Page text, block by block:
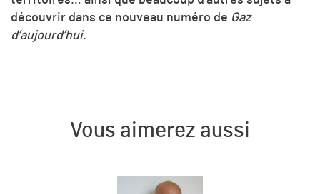
découvrir dans ce nouveau numéro de Gaz
d’aujourd’hui.
Vous aimerez aussi